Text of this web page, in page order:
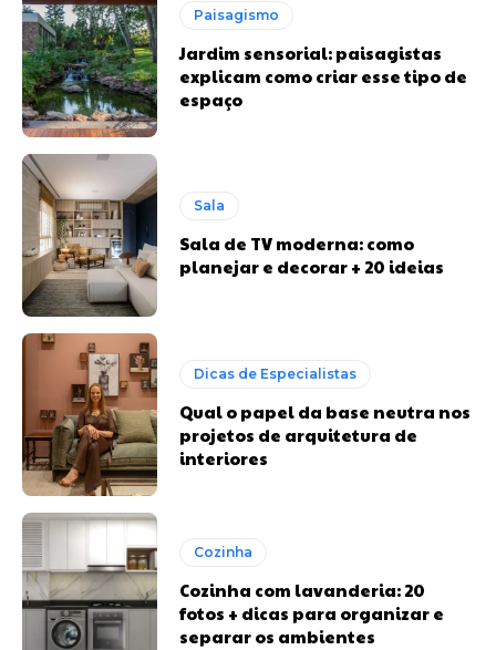
Paisagismo
Jardim sensorial: paisagistas
explicam como criar esse tipo de
espaço
Sala
Sala de TV moderna: como
planejar e decorar + 20 ideias
Dicas de Especialistas
Qual o papel da base neutra nos
projetos de arquitetura de
interiores
Cozinha
Cozinha com lavanderia: 20
fotos + dicas para organizar e
separar os ambientes